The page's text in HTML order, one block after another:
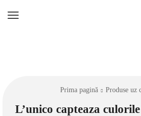
Prima pagină Produse uz
L’unico capteaza culorile